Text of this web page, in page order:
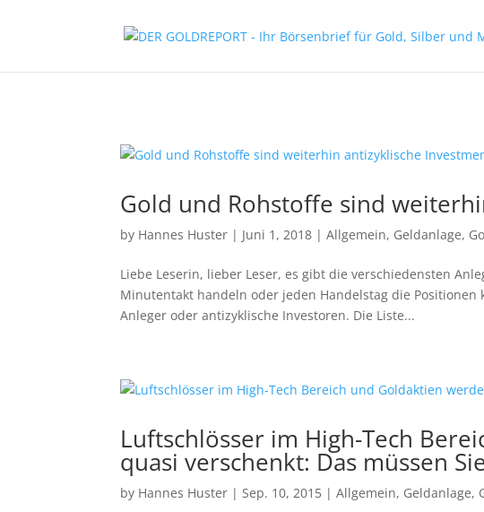
Gold und Rohstoffe sind
by Hannes Huster | Juni 1, 2018 |Allgemein, Geldanlage,
Liebe Leserin, lieber Leser, es gibt die verschiedensten
Minutentakt handeln oder jeden Handelstag die
Anleger oder antizyklische Investoren. Die Liste...
Luftschlösser im High-Tech
quasi verschenkt: Das müssen
by Hannes Huster |Sep. 10, 2015 |Allgemein, Geldanlage,